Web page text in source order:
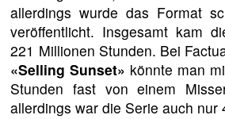
allerdings wurde das Format
veröffentlicht. Insgesamt kam
221 Millionen Stunden. Bei
«Selling Sunset» könnte man
Stunden fast von einem
allerdings war die Serie auch nur